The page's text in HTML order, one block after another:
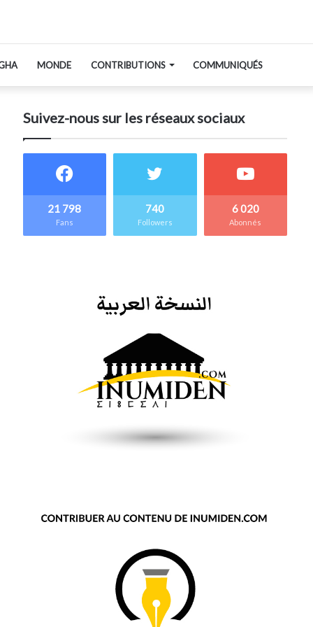
MONDE CONTRIBUTIONS COMMUNIQUÉS
Suivez-nous sur les réseaux sociaux
21 798
Fans
740
Followers
6 020
Abonnés